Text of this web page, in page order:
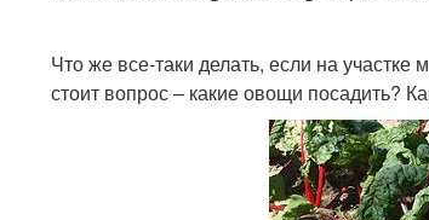
Что же все-таки делать, если на
стоит вопрос – какие овощи посадить?